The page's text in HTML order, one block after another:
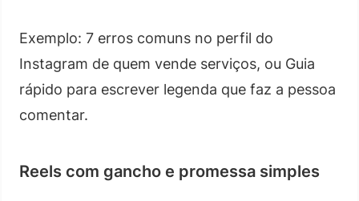
Exemplo: 7 erros comuns no perfil do
Instagram de quem vende serviços, ou Guia
rápido para escrever legenda que faz a pessoa
comentar.
Reels com gancho e promessa simples